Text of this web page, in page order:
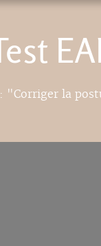
"Corriger la